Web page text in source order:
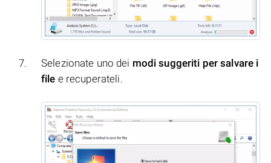
Selezionate uno dei modi suggeriti per salvare i
file e recuperateli.